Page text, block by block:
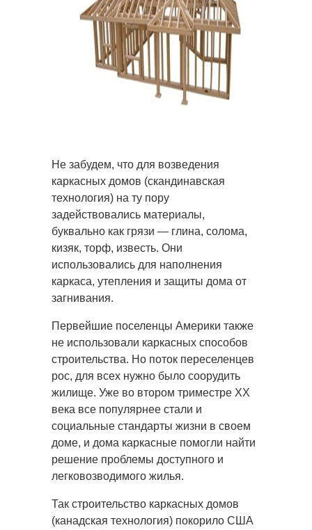
Не забудем, что для возведения
каркасных домов (скандинавская
технология) на ту пору
задействовались материалы,
буквально как грязи — глина, солома,
кизяк, торф, известь. Они
использовались для наполнения
каркаса, утепления и защиты дома от
загнивания.
Первейшие поселенцы Америки также
не использовали каркасных способов
строительства. Но поток переселенцев
рос, для всех нужно было соорудить
жилище. Уже во втором триместре XX
века все популярнее стали и
социальные стандарты жизни в своем
доме, и дома каркасные помогли найти
решение проблемы доступного и
легковозводимого жилья.
Так строительство каркасных домов
(канадская технология) покорило США